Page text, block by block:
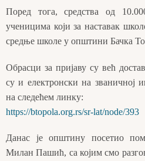
Поред тога, средства од
ученицима који за наставак
средње школе у општини Бачка
Обрасци за пријаву су већ
су и електронски на званичној
на следећем линку:
https://btopola.org.rs/sr-lat/node/393
Данас је општину посетио
Милан Пашић, са којим смо